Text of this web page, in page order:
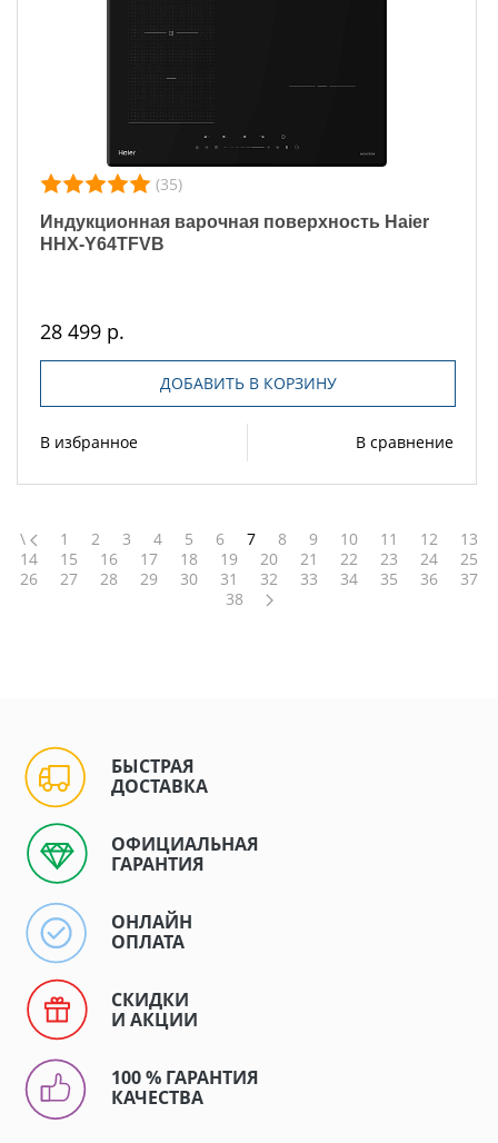
(35)
Индукционная варочная поверхность Haier
HHX-Y64TFVB
28 499 р.
ДОБАВИТЬ В КОРЗИНУ
В избранное В сравнение
\ 1 2 3 4 5 6 7 8 9 10 11 12
13
14
15 16 17 18 19 20 21 22 23 24
25
26
27 28 29 30 31 32 33 34 35 36
37
38
БЫСТРАЯ
ДОСТАВКА
ОФИЦИАЛЬНАЯ
ГАРАНТИЯ
ОНЛАЙН
ОПЛАТА
СКИДКИ
И АКЦИИ
100 % ГАРАНТИЯ
КАЧЕСТВА